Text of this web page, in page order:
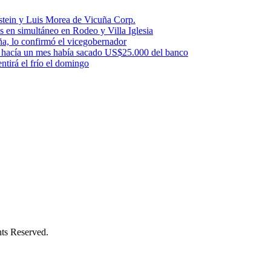
y Luis Morea de Vicuña Corp.
en simultáneo en Rodeo y Villa Iglesia
lo confirmó el vicegobernador
un mes había sacado US$25.000 del banco
el frío el domingo
Reserved.